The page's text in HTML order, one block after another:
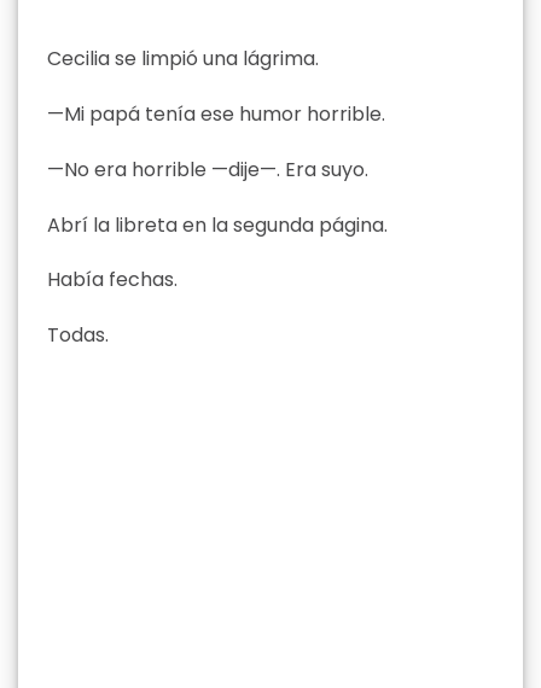
Cecilia se limpió una lágrima.
—Mi papá tenía ese humor horrible.
—No era horrible —dije—. Era suyo.
Abrí la libreta en la segunda página.
Había fechas.
Todas.